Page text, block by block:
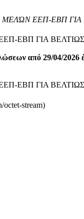
ΕΕΠ-ΕΒΠ ΓΙΑ
ΕΒΠ ΓΙΑ
από 29/04/2026
ΕΒΠ ΓΙΑ
octet-stream)